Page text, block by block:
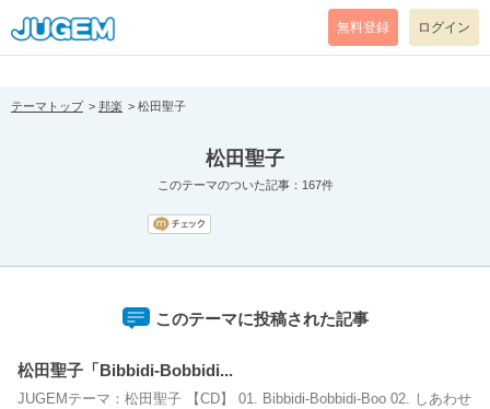
[pear_error: message="Success" code=0 mode=return level=notice
prefix="" info=""]
無料登録 ログイン
テーマトップ 邦楽 松田聖子
松田聖子
このテーマのついた記事：167件
このテーマに投稿された記事
松田聖子「Bibbidi-Bobbidi...
JUGEMテーマ：松田聖子 【CD】 01. Bibbidi-Bobbidi-Boo 02. しあわせ